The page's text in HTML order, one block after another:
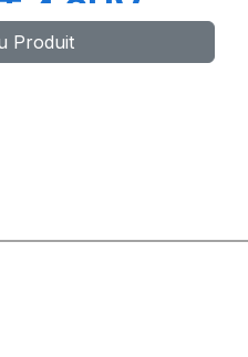
4 SUV
Produit